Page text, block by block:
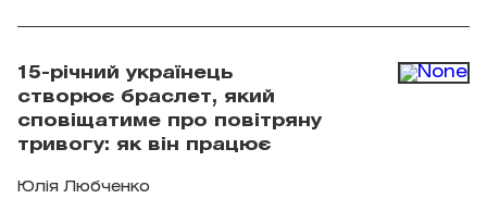
15-річний українець
створює браслет, який
сповіщатиме про повітряну
тривогу: як він працює
Юлія Любченко